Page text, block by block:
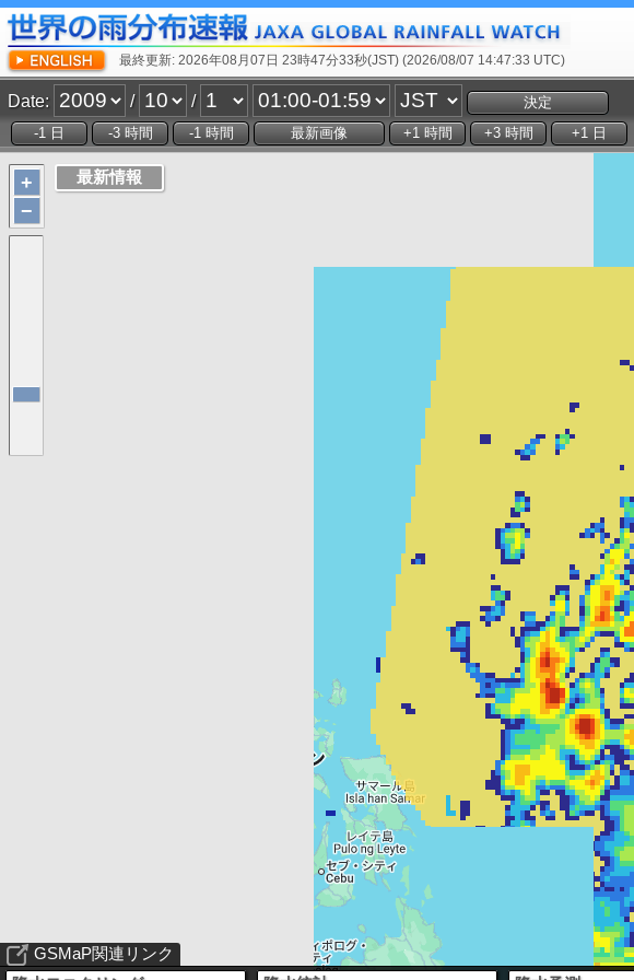
最終更新: 2026年08月07日 23時47分33秒(JST) (2026/08/07 14:47:33 UTC)
Date: / /
+
−
GSMaP関連リンク